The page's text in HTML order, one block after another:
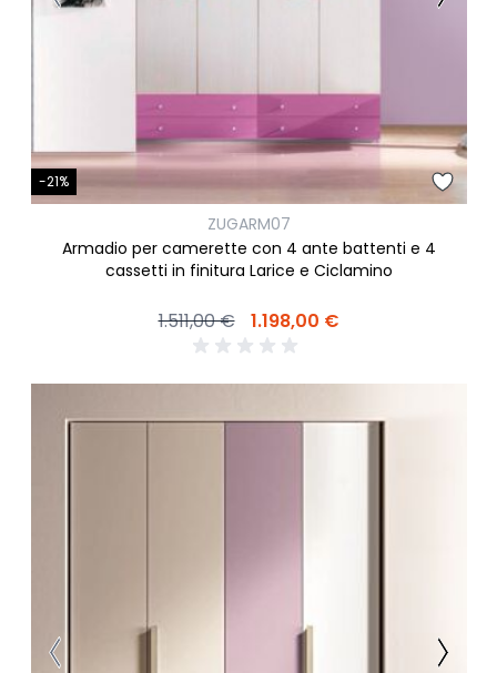
-21%
ZUGARM07
Armadio per camerette con 4 ante battenti e 4
cassetti in finitura Larice e Ciclamino
1.511,00 € 1.198,00 €